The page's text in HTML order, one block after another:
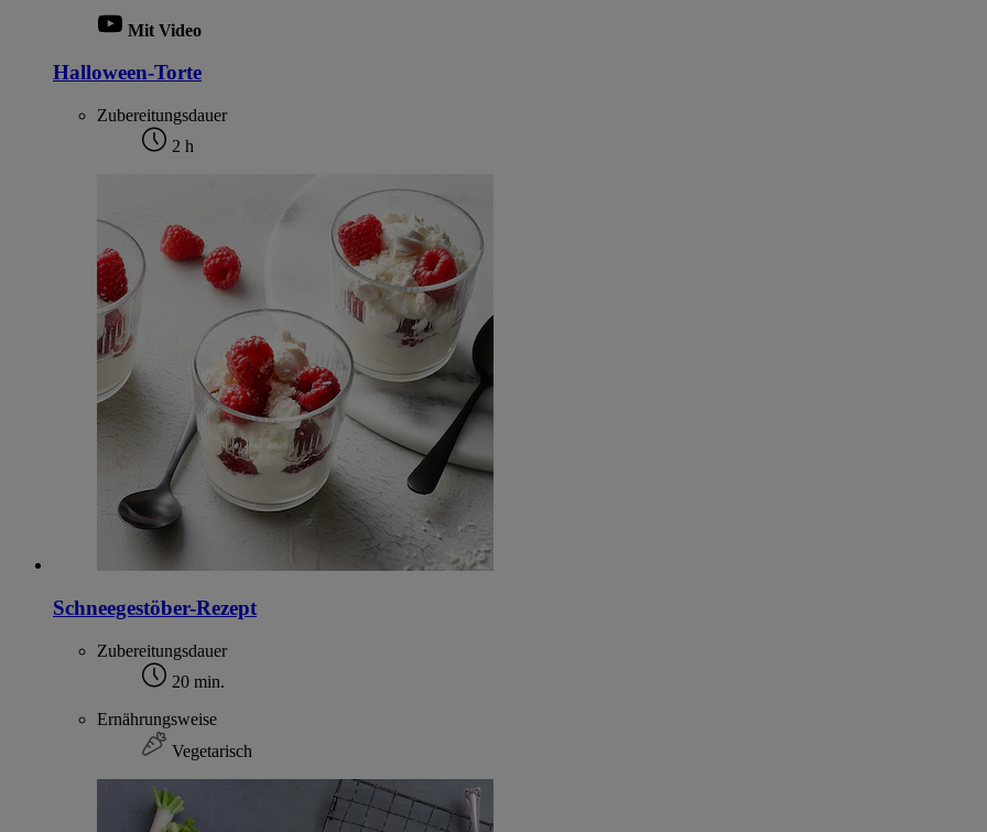
Mit Video
Halloween-Torte
Zubereitungsdauer
2 h
Schneegestöber-Rezept
Zubereitungsdauer
20 min.
Ernährungsweise
Vegetarisch